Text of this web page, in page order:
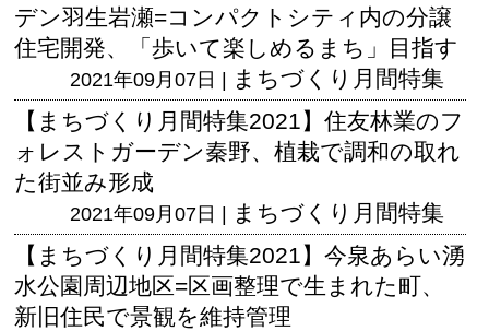
デン羽生岩瀬=コンパクトシティ内の分譲
住宅開発、「歩いて楽しめるまち」目指す
2021年09月07日 | まちづくり月間特集
【まちづくり月間特集2021】住友林業のフ
ォレストガーデン秦野、植栽で調和の取れ
た街並み形成
2021年09月07日 | まちづくり月間特集
【まちづくり月間特集2021】今泉あらい湧
水公園周辺地区=区画整理で生まれた町、
新旧住民で景観を維持管理